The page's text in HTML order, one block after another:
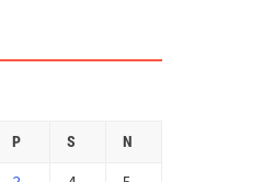
P S N